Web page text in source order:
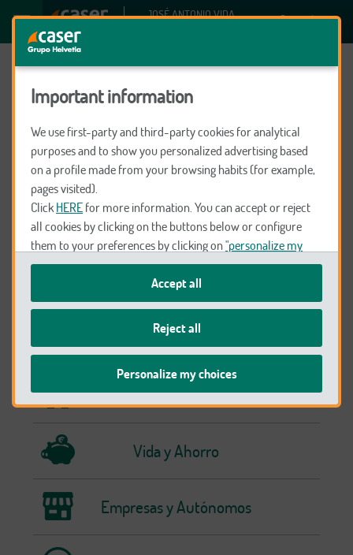
JOSÉ ANTONIO VIDA
Preparados para
Seguros
Decesos
Coche y Moto
Salud
Hogar
Vida y Ahorro
Empresas y Autónomos
Important information
We use first-party and third-party cookies for analytical
purposes and to show you personalized advertising based
on a profile made from your browsing habits (for example,
pages visited).
Click HERE for more information. You can accept or reject
all cookies by clicking on the buttons below or configure
them to your preferences by clicking on"personalize my
choices".
We remind you that you can modify your cookie settings at
Cookie Policy
Accept all
Reject all
Personalize my choices